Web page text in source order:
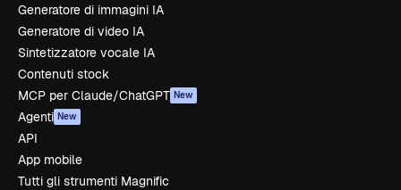
Generatore di immagini IA
Generatore di video IA
Sintetizzatore vocale IA
Contenuti stock
MCP per Claude/ChatGPT New
Agenti New
API
App mobile
Tutti gli strumenti Magnific